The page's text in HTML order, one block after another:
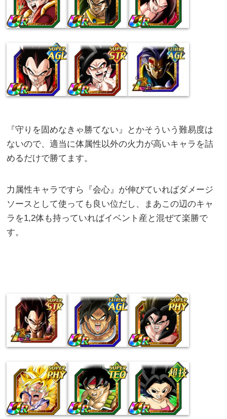
『守りを固めなきゃ勝てない』とかそういう難易度は
ないので、適当に体属性以外の火力が高いキャラを詰
めるだけで勝てます。
力属性キャラですら『会心』が伸びていればダメージ
ソースとして使っても良い位だし、まあこの辺のキャ
ラを1,2体も持っていればイベント産と混ぜて楽勝で
す。